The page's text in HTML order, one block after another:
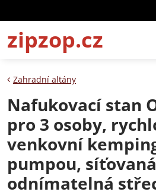
zipzop.cz
Zahradní altány
Nafukovací stan
pro 3 osoby,
venkovní
pumpou,
odnímatelná